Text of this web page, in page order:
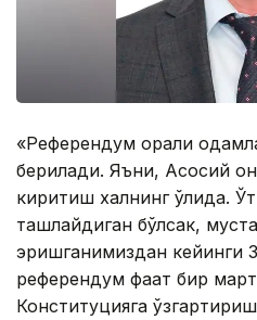
«Референдум орқали
берилади. Яъни, Асосий
киритиш халқнинг қўлида.
ташлайдиган бўлсак,
эришганимиздан кейинги
референдум фақат бир
Конституцияга